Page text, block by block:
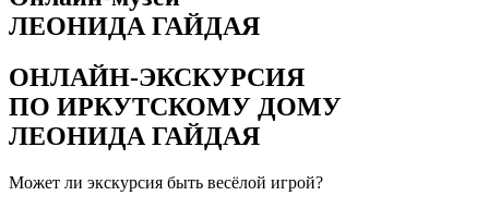
ЛЕОНИДА ГАЙДАЯ
ОНЛАЙН-ЭКСКУРСИЯ
ПО ИРКУТСКОМУ ДОМУ
ЛЕОНИДА ГАЙДАЯ
Может ли экскурсия быть весёлой игрой?